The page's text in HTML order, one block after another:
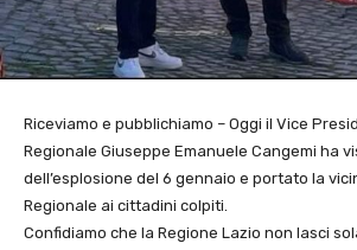
Riceviamo e pubblichiamo – Oggi il Vice
Regionale Giuseppe Emanuele Cangemi ha
dell’esplosione del 6 gennaio e portato la
Regionale ai cittadini colpiti.
Confidiamo che la Regione Lazio non lasci